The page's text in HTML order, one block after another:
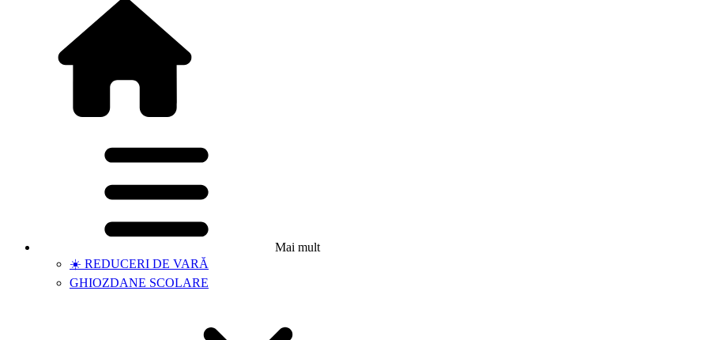
Mai mult
☀️ REDUCERI DE VARĂ
GHIOZDANE SCOLARE